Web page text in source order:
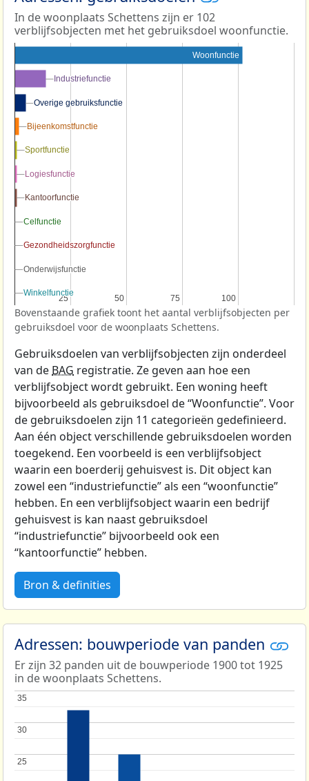
In de woonplaats Schettens zijn er 102
verblijfsobjecten met het gebruiksdoel woonfunctie.
25
25 50
50 75
75 100
100
Woonfunctie
Industriefunctie
Industriefunctie
Overige gebruiksfunctie
Overige gebruiksfunctie
Bijeenkomstfunctie
Bijeenkomstfunctie
Sportfunctie
Sportfunctie
Logiesfunctie
Logiesfunctie
Kantoorfunctie
Kantoorfunctie
Celfunctie
Celfunctie
Gezondheidszorgfunctie
Gezondheidszorgfunctie
Onderwijsfunctie
Onderwijsfunctie
Winkelfunctie
Winkelfunctie
Bovenstaande grafiek toont het aantal verblijfsobjecten per
gebruiksdoel voor de woonplaats Schettens.
Gebruiksdoelen van verblijfsobjecten zijn onderdeel
van de BAG registratie. Ze geven aan hoe een
verblijfsobject wordt gebruikt. Een woning heeft
bijvoorbeeld als gebruiksdoel de “Woonfunctie”. Voor
de gebruiksdoelen zijn 11 categorieën gedefinieerd.
Aan één object verschillende gebruiksdoelen worden
toegekend. Een voorbeeld is een verblijfsobject
waarin een boerderij gehuisvest is. Dit object kan
zowel een “industriefunctie” als een “woonfunctie”
hebben. En een verblijfsobject waarin een bedrijf
gehuisvest is kan naast gebruiksdoel
“industriefunctie” bijvoorbeeld ook een
“kantoorfunctie” hebben.
Bron & definities
Adressen: bouwperiode van panden
Er zijn 32 panden uit de bouwperiode 1900 tot 1925
in de woonplaats Schettens.
25
25
30
30
35
35